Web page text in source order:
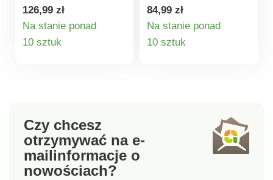
wszystkiego. Pojemne
przegrody zewnętrzne
i wewnętrzne oraz
regulowany pasek na
przegrody
wewnętrzne.
Regulowany pasek na
ramię. Amélie di Santi.
126,99 zł
Na stanie ponad
10 sztuk
pudełkowa torba z
przestronną komorą
główną i przednią
kieszenią może
sztucznej skóry na
wzorzysty pasek
poprzeczny, aby
84,99 zł
Na stanie ponad
10 sztuk
Czy chcesz
otrzymywać na e-
mailinformacje o
nowościach?